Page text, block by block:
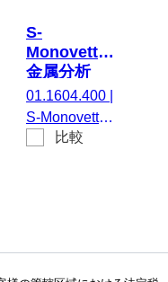
ライトグレー,
(LxØ) キャッ
75 x 13 mm,
紙ラベル付き,
ラベル/印刷：
S-
Monovette®
金属分析
LH, 7.5 ml,
キャップ オ
レンジ,
(LxØ)： 92
01.1604.400
S-Monovette®
金属分析 LH,
比較